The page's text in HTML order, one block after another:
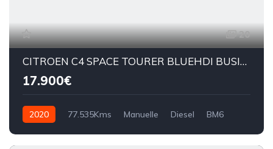
20
CITROEN C4 SPACE TOURER BLUEHDI BUSINESS 130CV BM
17.900€
2020 77.535Kms Manuelle Diesel BM6